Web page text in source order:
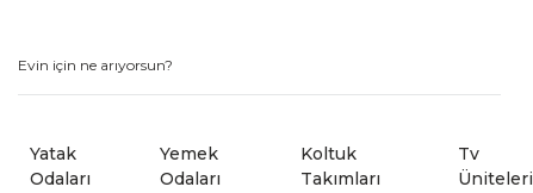
Yatak
Odaları
Yemek
Odaları
Koltuk
Takımları
Tv
Üniteleri